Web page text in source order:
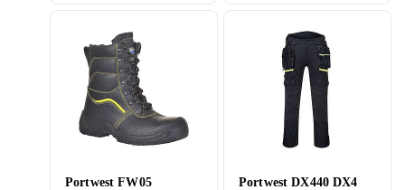
Portwest FW05
Portwest DX440 DX4